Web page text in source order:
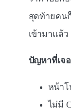
สุดท้ายคน
เข้ามาแล้ว
ปัญหาที่เจ
หน้า
ไม่มี